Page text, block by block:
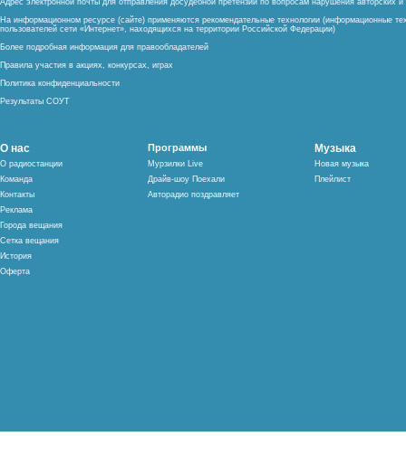
Адрес электронной почты для отправления досудебной претензии по вопросам нарушения авторских
На информационном ресурсе (сайте) применяются рекомендательные технологии (информационные
пользователей сети «Интернет», находящихся на территории Российской Федерации)
Более подробная информация для правообладателей
Правила участия в акциях, конкурсах, играх
Политика конфиденциальности
Результаты СОУТ
О нас
О радиостанции
Команда
Контакты
Реклама
Города вещания
Сетка вещания
История
Оферта
Программы
Мурзилки Live
Драйв-шоу Поехали
Авторадио поздравляет
Музыка
Новая музыка
Плейлист